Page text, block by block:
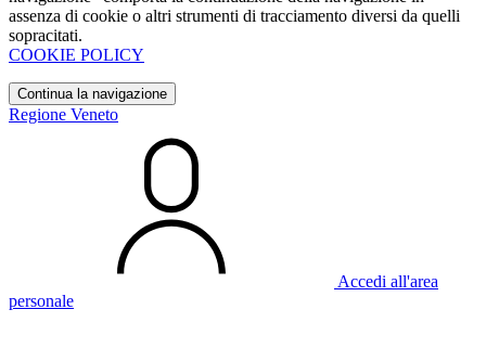
assenza di cookie o altri strumenti di tracciamento diversi da quelli
sopracitati.
COOKIE POLICY
Continua la navigazione
Regione Veneto
Accedi all'area
personale